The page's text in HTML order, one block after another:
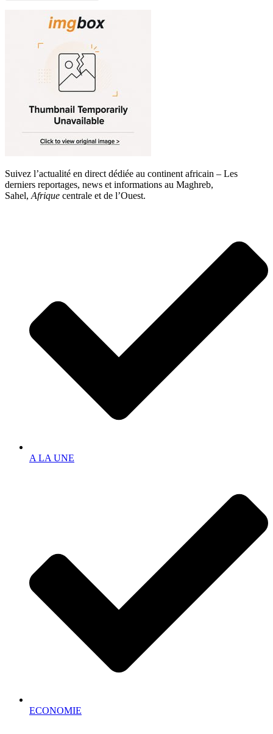
Suivez l’actualité en direct dédiée au continent africain – Les
derniers reportages, news et informations au Maghreb,
Sahel, Afrique centrale et de l’Ouest.
A LA UNE
ECONOMIE